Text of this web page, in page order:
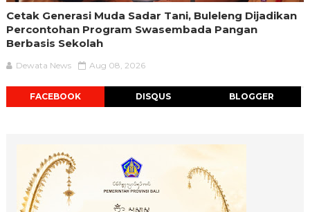
Cetak Generasi Muda Sadar Tani, Buleleng Dijadikan
Percontohan Program Swasembada Pangan
Berbasis Sekolah
Dewata News Aug 08, 2026
FACEBOOK DISQUS BLOGGER